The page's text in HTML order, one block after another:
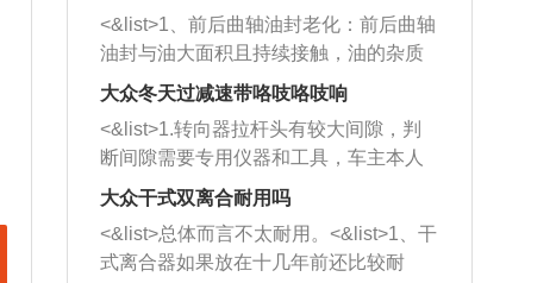
西取出来。但如果是因为积碳过多引起
的堵塞，就需要将三元催化器泡在草酸
洗剂对堵塞的情况得到解决，将清洗剂
放在燃油箱中，与燃油混合后，车辆启
动时，就可以和汽油一起进入到燃烧
室，最后形成废气排出，就可以让三元
催化器得到清洗，排气管堵塞的情况就
能够得到解决。
一圈半的练习，往右同样也要打相同的
圈数。 <&list>3、最后强调要反复练
习，这样就可以形成肌肉记忆，在真实
驾驶车辆时，不需要记忆也能打好方
向。
<&list>1、前后曲轴油封老化：前后曲轴
油封与油大面积且持续接触，油的杂质
和发动机内持续温度变化使其密封效果
逐渐减弱，导致渗油或漏油。<&list>2、
活塞间隙过大：积碳会使活塞环与缸体
的间隙扩大，导致机油流入燃烧室中，
造成烧机油。<&list>3、机油粘度。使用
机油粘度过小的话，同样会有烧机油现
象，机油粘度过小具有很好的流动性，
大众冬天过减速带咯吱咯吱响
<&list>1.转向器拉杆头有较大间隙，判
断间隙需要专用仪器和工具，车主本人
无法制作，需要将车辆送到修理厂或4s
店；<&list>2.车辆半轴套管防尘罩破
裂，破裂后会出现漏油现象，使半轴磨
损严重，磨损的半轴容易损坏，产生异
大众干式双离合耐用吗
<&list>总体而言不太耐用。<&list>1、干
式离合器如果放在十几年前还比较耐